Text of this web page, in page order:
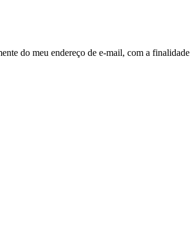
do meu endereço de e-mail, com a